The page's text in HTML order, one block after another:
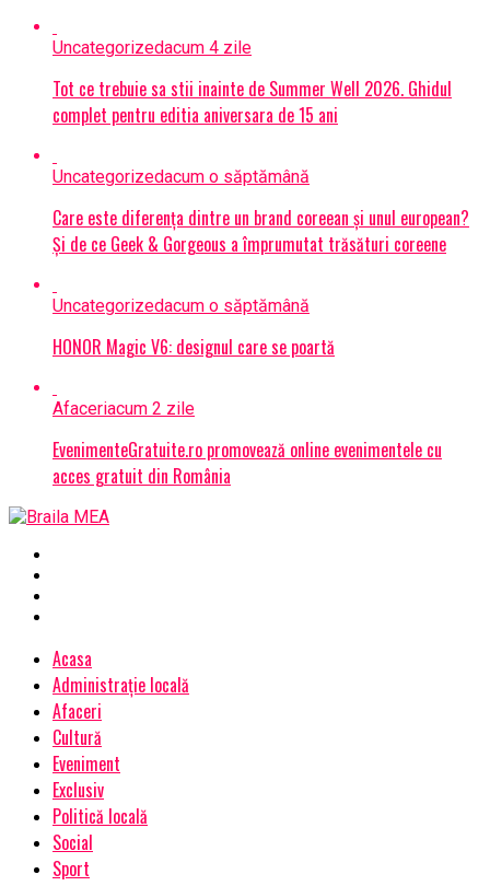
Uncategorizedacum 4 zile
Tot ce trebuie sa stii inainte de Summer Well 2026. Ghidul
complet pentru editia aniversara de 15 ani
Uncategorizedacum o săptămână
Care este diferența dintre un brand coreean și unul european?
Și de ce Geek & Gorgeous a împrumutat trăsături coreene
Uncategorizedacum o săptămână
HONOR Magic V6: designul care se poartă
Afaceriacum 2 zile
EvenimenteGratuite.ro promovează online evenimentele cu
acces gratuit din România
Acasa
Administrație locală
Afaceri
Cultură
Eveniment
Exclusiv
Politică locală
Social
Sport